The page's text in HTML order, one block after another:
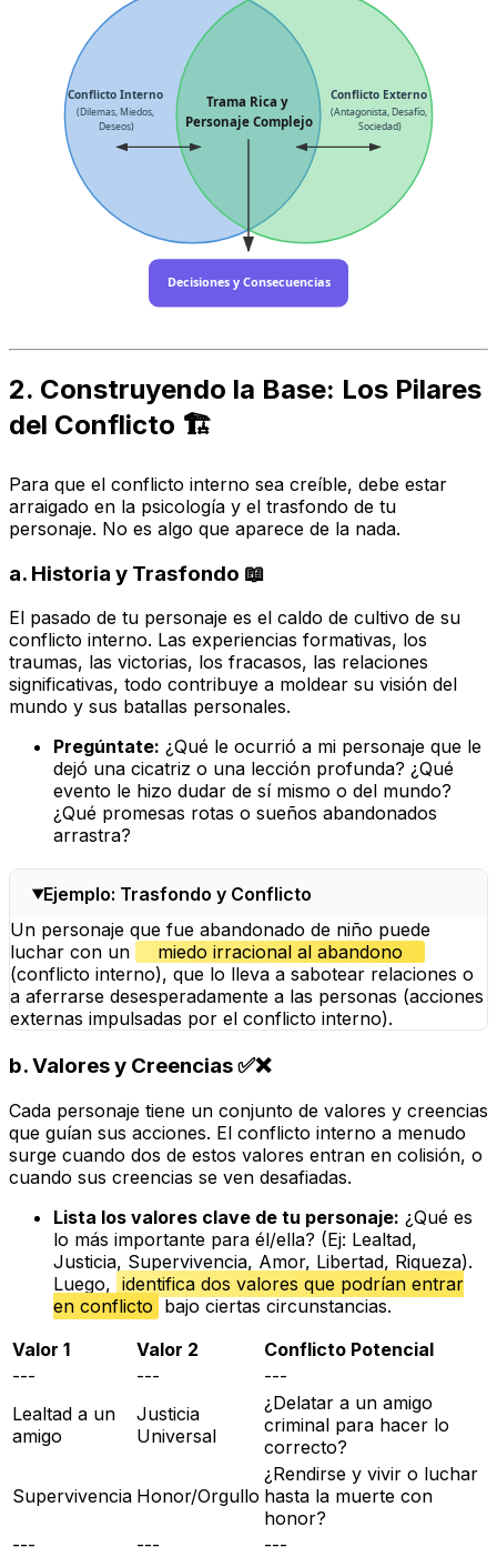
Conflicto Interno
(Dilemas, Miedos,
Deseos)
Conflicto Externo
(Antagonista, Desafío,
Sociedad)
Trama Rica y
Personaje Complejo
Decisiones y Consecuencias
2. Construyendo la Base: Los Pilares
del Conflicto 🏗️
Para que el conflicto interno sea creíble, debe estar
arraigado en la psicología y el trasfondo de tu
personaje. No es algo que aparece de la nada.
a. Historia y Trasfondo 📖
El pasado de tu personaje es el caldo de cultivo de su
conflicto interno. Las experiencias formativas, los
traumas, las victorias, los fracasos, las relaciones
significativas, todo contribuye a moldear su visión del
mundo y sus batallas personales.
Pregúntate: ¿Qué le ocurrió a mi personaje que le
dejó una cicatriz o una lección profunda? ¿Qué
evento le hizo dudar de sí mismo o del mundo?
¿Qué promesas rotas o sueños abandonados
arrastra?
Ejemplo: Trasfondo y Conflicto
Un personaje que fue abandonado de niño puede
luchar con un
miedo irracional al abandono
(conflicto interno), que lo lleva a sabotear relaciones o
a aferrarse desesperadamente a las personas (acciones
externas impulsadas por el conflicto interno).
b.Valores y Creencias✅❌
Cada personaje tiene un conjunto de valores y creencias
que guían sus acciones. El conflicto interno a menudo
surge cuando dos de estos valores entran en colisión, o
cuando sus creencias se ven desafiadas.
Lista los valores clave de tu personaje: ¿Qué es
lo más importante para él/ella? (Ej: Lealtad,
Justicia, Supervivencia, Amor, Libertad, Riqueza).
Luego, identifica dos valores que podrían entrar
en conflicto bajo ciertas circunstancias.
Valor 1
Valor 2
Conflicto Potencial
---
---
---
Lealtad a un
amigo
Justicia
Universal
¿Delatar a un amigo
criminal para hacer lo
correcto?
Supervivencia Honor/Orgullo
¿Rendirse y vivir o luchar
hasta la muerte con
honor?
---
--- ---